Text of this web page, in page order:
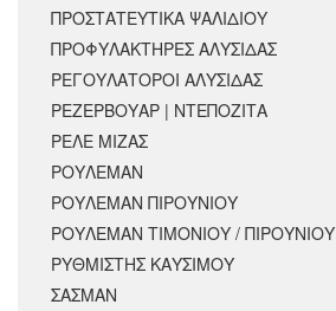
ΠΡΟΣΤΑΤΕΥΤΙΚΑ ΨΑΛΙΔΙΟΥ
ΠΡΟΦΥΛΑΚΤΗΡΕΣ ΑΛΥΣΙΔΑΣ
ΡΕΓΟΥΛΑΤΟΡΟΙ ΑΛΥΣΙΔΑΣ
ΡΕΖΕΡΒΟΥΑΡ | ΝΤΕΠΟΖΙΤΑ
ΡΕΛΕ ΜΙΖΑΣ
ΡΟΥΛΕΜΑΝ
ΡΟΥΛΕΜΑΝ ΠΙΡΟΥΝΙΟΥ
ΡΟΥΛΕΜΑΝ ΤΙΜΟΝΙΟΥ / ΠΙΡΟΥΝΙΟΥ
ΡΥΘΜΙΣΤΗΣ ΚΑΥΣΙΜΟΥ
ΣΑΣΜΑΝ